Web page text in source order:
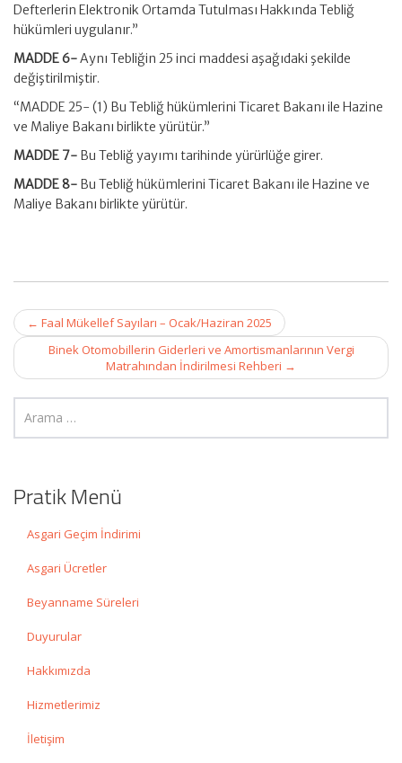
Defterlerin Elektronik Ortamda Tutulması Hakkında Tebliğ
hükümleri uygulanır.”
MADDE 6-Aynı Tebliğin 25 inci maddesi aşağıdaki şekilde
değiştirilmiştir.
“MADDE 25- (1) Bu Tebliğ hükümlerini Ticaret Bakanı ile Hazine
ve Maliye Bakanı birlikte yürütür.”
MADDE 7- Bu Tebliğ yayımı tarihinde yürürlüğe girer.
MADDE 8- Bu Tebliğ hükümlerini Ticaret Bakanı ile Hazine ve
Maliye Bakanı birlikte yürütür.
Post
navigation
← Faal Mükellef Sayıları – Ocak/Haziran 2025
Binek Otomobillerin Giderleri ve Amortismanlarının Vergi
Matrahından İndirilmesi Rehberi →
Pratik Menü
Asgari Geçim İndirimi
Asgari Ücretler
Beyanname Süreleri
Duyurular
Hakkımızda
Hizmetlerimiz
İletişim